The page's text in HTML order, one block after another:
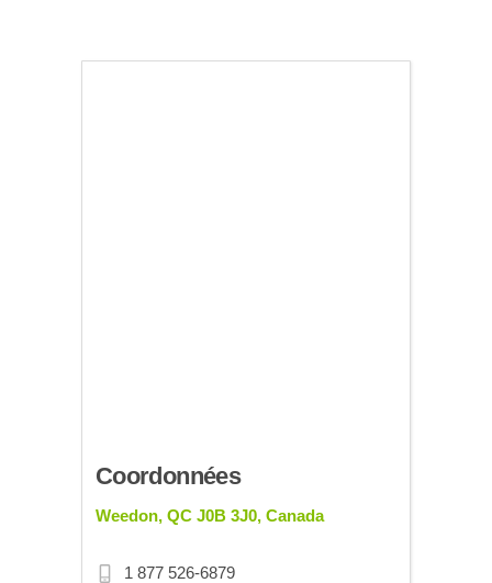
Coordonnées
Weedon, QC J0B 3J0, Canada
1 877 526-6879